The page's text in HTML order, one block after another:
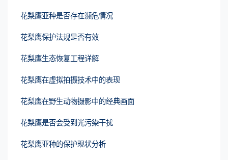
花梨鹰亚种是否存在濒危情况
花梨鹰保护法规是否有效
花梨鹰生态恢复工程详解
花梨鹰在虚拟拍摄技术中的表现
花梨鹰在野生动物摄影中的经典画面
花梨鹰是否会受到光污染干扰
花梨鹰亚种的保护现状分析